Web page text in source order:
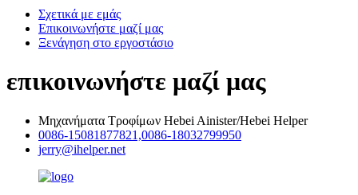
Σχετικά με εμάς
Επικοινωνήστε μαζί μας
Ξενάγηση στο εργοστάσιο
επικοινωνήστε μαζί μας
Μηχανήματα Τροφίμων Hebei Ainister/Hebei Helper
0086-15081877821,0086-18032799950
jerry@ihelper.net